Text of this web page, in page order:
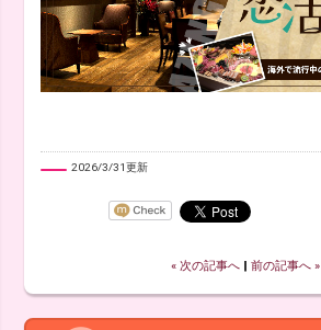
2026/3/31更新
« 次の記事へ 前の記事へ »